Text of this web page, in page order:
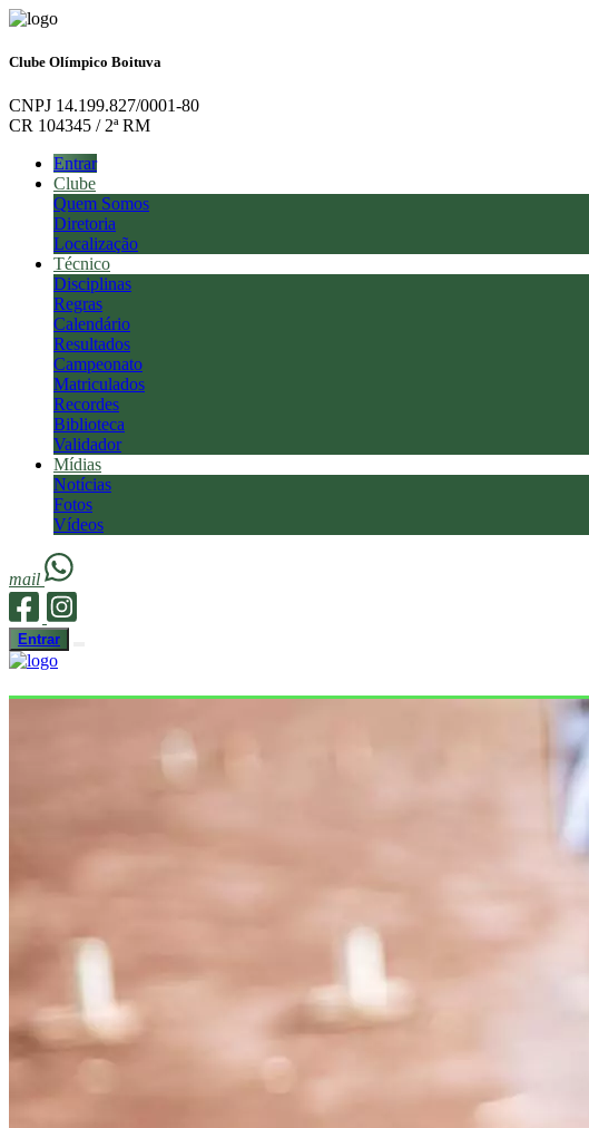
Clube Olímpico Boituva
CNPJ 14.199.827/0001-80
CR 104345 / 2ª RM
Entrar
Clube
Quem Somos
Diretoria
Localização
Técnico
Disciplinas
Regras
Calendário
Resultados
Campeonato
Matriculados
Recordes
Biblioteca
Validador
Mídias
Notícias
Fotos
Vídeos
mail
Entrar